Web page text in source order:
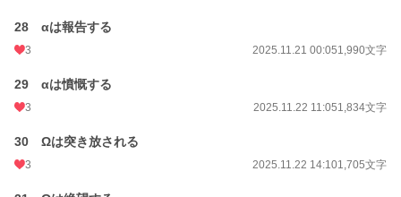
28 αは報告する
3 2025.11.21 00:051,990文字
29 αは憤慨する
3 2025.11.22 11:051,834文字
30 Ωは突き放される
3 2025.11.22 14:101,705文字